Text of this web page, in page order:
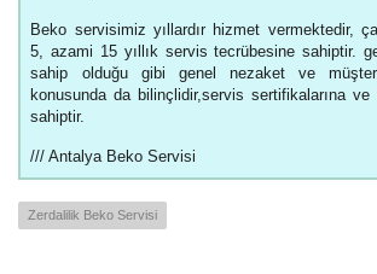
Beko servisimiz yıllardır hizmet vermektedir,
5, azami 15 yıllık servis tecrübesine sahiptir.
sahip olduğu gibi genel nezaket ve
konusunda da bilinçlidir,servis sertifikalarına ve
sahiptir.
/// Antalya Beko Servisi
Zerdalilik Beko Servisi